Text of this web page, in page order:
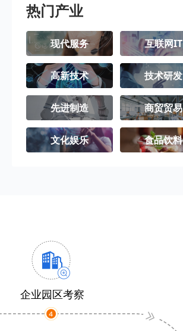
热门产业
现代服务 互联网IT
高新技术 技术研发
先进制造 商贸贸易
文化娱乐 食品饮料
企业园区考察